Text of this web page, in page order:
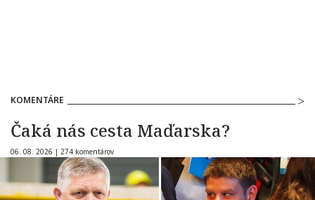
KOMENTÁRE
Čaká nás cesta Maďarska?
06. 08. 2026 | 274 komentárov